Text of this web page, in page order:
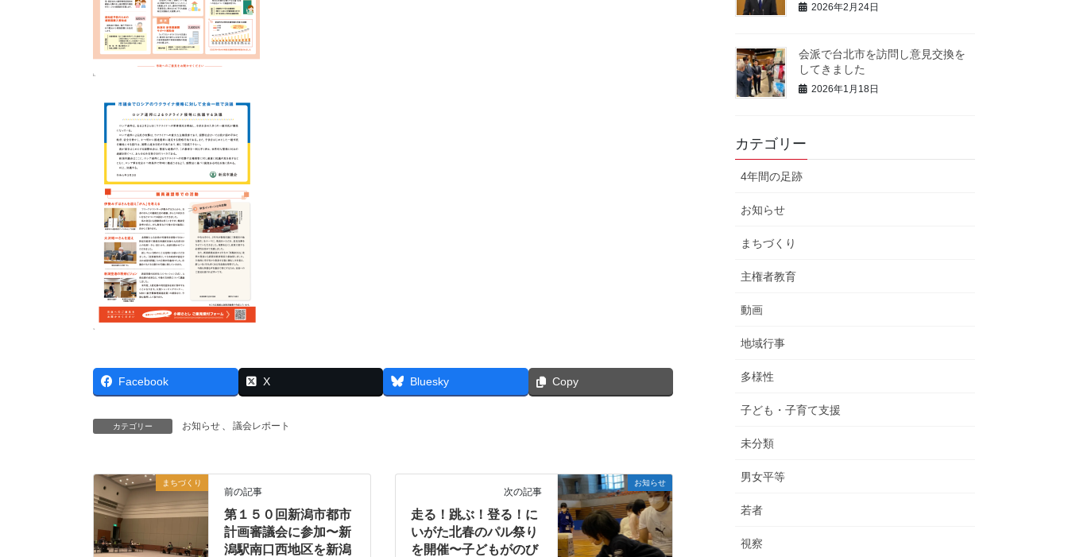
Facebook X Bluesky Copy
カテゴリー お知らせ 、 議会レポート
まちづくり
前の記事
第１５０回新潟市都市
計画審議会に参加〜新
潟駅南口西地区を新潟
お知らせ
次の記事
走る！跳ぶ！登る！に
いがた北春のパル祭り
を開催〜子どもがのび
2026年2月24日
会派で台北市を訪問し意見交換を
してきました
2026年1月18日
カテゴリー
4年間の足跡
お知らせ
まちづくり
主権者教育
動画
地域行事
多様性
子ども・子育て支援
未分類
男女平等
若者
視察